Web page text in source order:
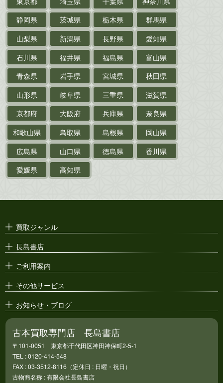
サイン色紙
作家草稿・原稿・肉筆物
探偵小説・推理小説
乗物
鉄道・
電車・バス
戦前・戦中の紙物・資料
絵葉書
支那・満洲・朝鮮・
台湾関係古資料
ポスター・チラシ・
静岡県
茨城県 栃木県
群馬県
山梨県
新潟県 長野県
愛知県
石川県
福井県 福島県
富山県
青森県
岩手県 宮城県
秋田県
山形県
岐阜県 三重県
滋賀県
京都府
大阪府 兵庫県
奈良県
和歌山県
鳥取県 島根県
岡山県
広島県
山口県 徳島県
香川県
愛媛県
高知県
買取ジャンル
長島書店
ご利用案内
その他サービス
お知らせ・ブログ
古本買取専門店 長島書店
〒101-0051 東京都千代田区神田神保町2-5-1
TEL : 0120-414-548
FAX : 03-3512-8116（定休日 : 日曜・祝日）
古物商名称 : 有限会社長島書店